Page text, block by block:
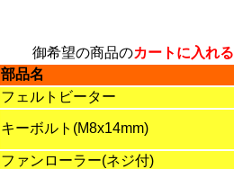
御希望の商品のカートに入れる
部品名
フェルトビーター
キーボルト(M8x14mm)
ファンローラー(ネジ付)